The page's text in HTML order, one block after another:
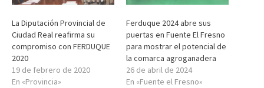
La Diputación Provincial de
Ciudad Real reafirma su
compromiso con FERDUQUE
2020
19 de febrero de 2020
En «Provincia»
Ferduque 2024 abre sus
puertas en Fuente El Fresno
para mostrar el potencial de
la comarca agroganadera
26 de abril de 2024
En «Fuente el Fresno»